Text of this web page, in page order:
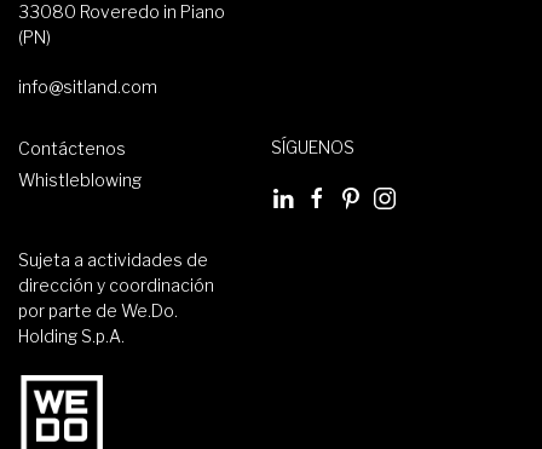
33080 Roveredo in Piano
(PN)
info@sitland.com
Contáctenos
Whistleblowing
SÍGUENOS
Sujeta a actividades de
dirección y coordinación
por parte de We.Do.
Holding S.p.A.